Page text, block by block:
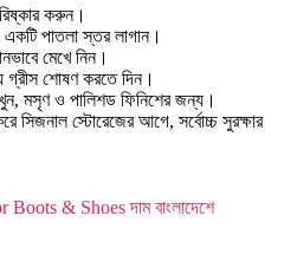
করুন।
একটি পাতলা স্তর লাগান।
মেখে নিন।
গ্রীস শোষণ করতে দিন।
মসৃণ ও পালিশড ফিনিশের জন্য।
সিজনাল স্টোরেজের আগে, সর্বোচ্চ সুরক্ষার
& Shoes দাম বাংলাদেশে